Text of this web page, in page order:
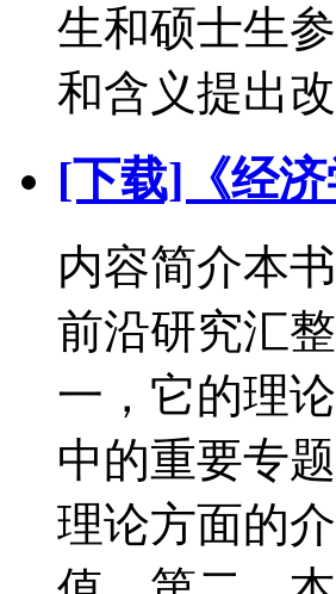
生和硕士生
和含义提出改
[下载]《经
内容简介本
前沿研究汇
一，它的理
中的重要专
理论方面的